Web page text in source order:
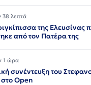
38 λεπτά
της Ελευσίνας
από τον Πατέρα της
1 ώρα
συνέντευξη του
Open